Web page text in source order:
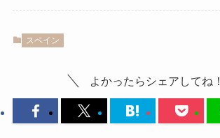
スペイン
よかったらシェアしてね！